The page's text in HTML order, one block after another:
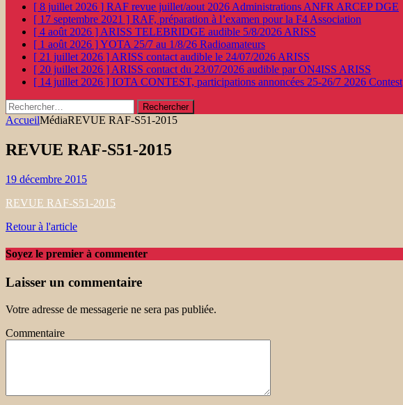
[ 8 juillet 2026 ] RAF revue juillet/aout 2026 Administrations ANFR ARCEP DGE
[ 17 septembre 2021 ] RAF, préparation à l’examen pour la F4 Association
[ 4 août 2026 ] ARISS TELEBRIDGE audible 5/8/2026 ARISS
[ 1 août 2026 ]YOTA 25/7 au 1/8/26 Radioamateurs
[ 21 juillet 2026 ] ARISS contact audible le 24/07/2026 ARISS
[ 20 juillet 2026 ] ARISS contact du 23/07/2026 audible par ON4ISS ARISS
[ 14 juillet 2026 ] IOTA CONTEST, participations annoncées 25-26/7 2026 Contest
Rechercher :
AccueilMédiaREVUE RAF-S51-2015
REVUE RAF-S51-2015
19 décembre 2015
REVUE RAF-S51-2015
Retour à l'article
Soyez le premier à commenter
Laisser un commentaire
Votre adresse de messagerie ne sera pas publiée.
Commentaire